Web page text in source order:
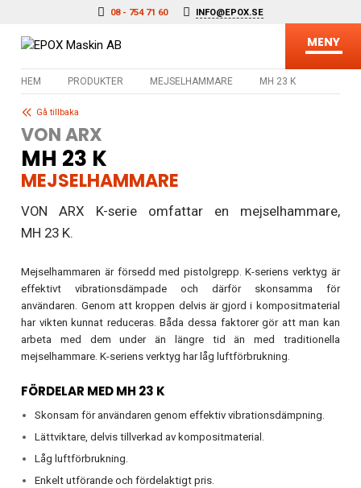
08 - 754 71 60 INFO@EPOX.SE
MENY
HEM PRODUKTER MEJSELHAMMARE MH 23 K
Gå tillbaka
VON ARX
MH 23 K
MEJSELHAMMARE
VON ARX K-serie omfattar en mejselhammare,
MH 23 K.
Mejselhammaren är försedd med pistolgrepp. K-seriens verktyg är
effektivt vibrationsdämpade och därför skonsamma för
användaren. Genom att kroppen delvis är gjord i kompositmaterial
har vikten kunnat reduceras. Båda dessa faktorer gör att man kan
arbeta med dem under än längre tid än med traditionella
mejselhammare. K-seriens verktyg har låg luftförbrukning.
FÖRDELAR MED MH 23 K
Skonsam för användaren genom effektiv vibrationsdämpning.
Lättviktare, delvis tillverkad av kompositmaterial.
Låg luftförbrukning.
Enkelt utförande och fördelaktigt pris.